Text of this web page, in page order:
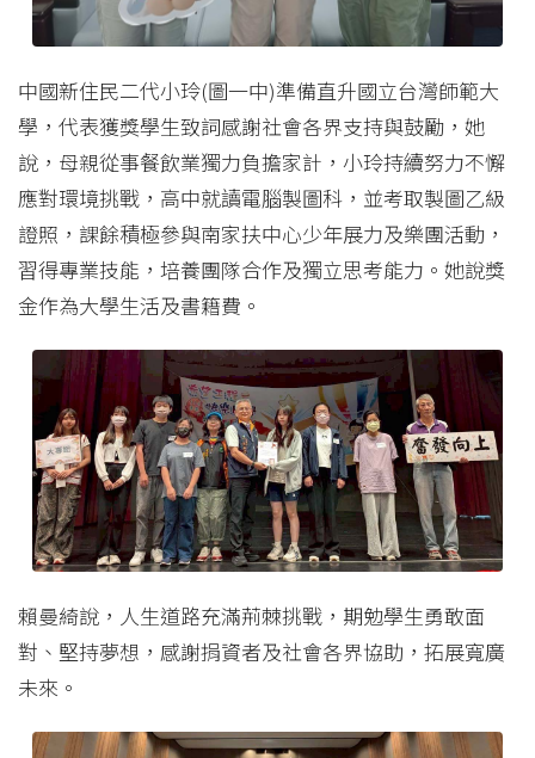
中國新住民二代小玲(圖一中)準備直升國立台灣師範大
學，代表獲獎學生致詞感謝社會各界支持與鼓勵，她
說，母親從事餐飲業獨力負擔家計，小玲持續努力不懈
應對環境挑戰，高中就讀電腦製圖科，並考取製圖乙級
證照，課餘積極參與南家扶中心少年展力及樂團活動，
習得專業技能，培養團隊合作及獨立思考能力。她說獎
金作為大學生活及書籍費。
賴曼綺說，人生道路充滿荊棘挑戰，期勉學生勇敢面
對、堅持夢想，感謝捐資者及社會各界協助，拓展寬廣
未來。